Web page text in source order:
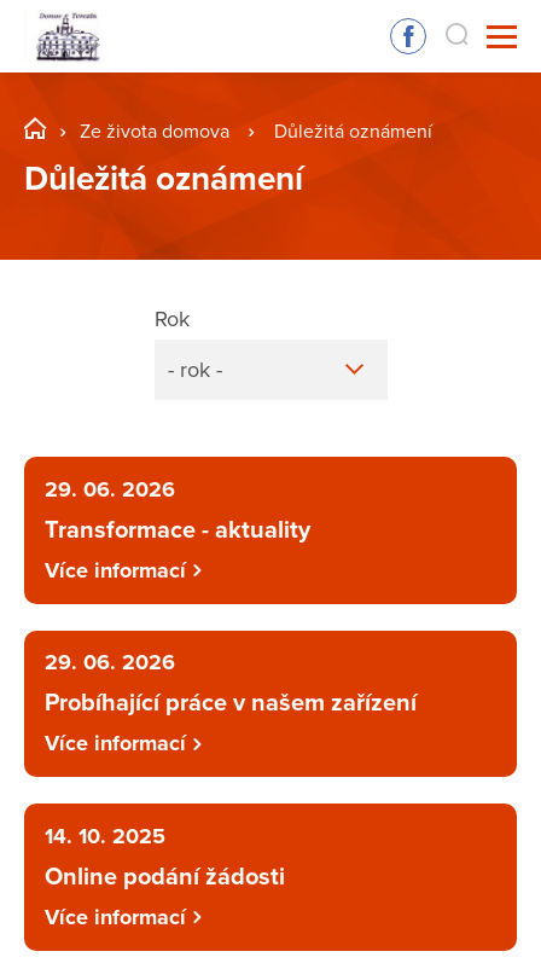
Ze života domova Důležitá oznámení
Důležitá oznámení
Rok
- rok -
29. 06. 2026
Transformace - aktuality
Více informací
29. 06. 2026
Probíhající práce v našem zařízení
Více informací
14. 10. 2025
Online podání žádosti
Více informací